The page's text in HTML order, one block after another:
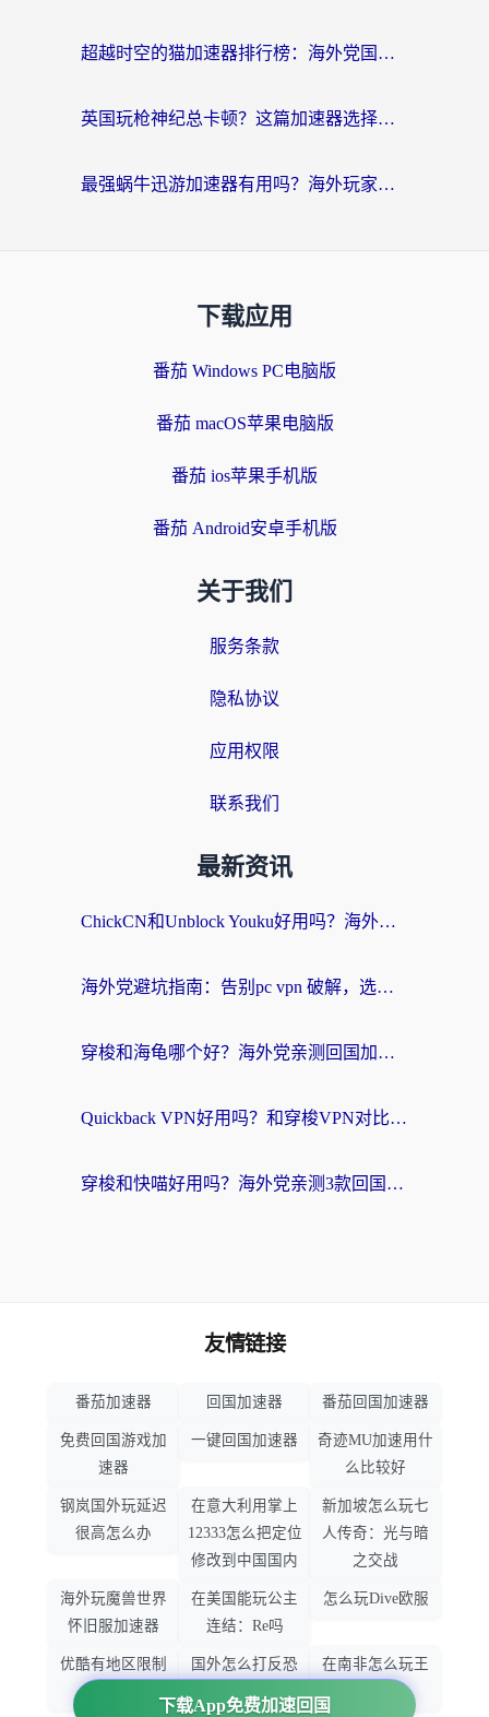
超越时空的猫加速器排行榜：海外党国服游戏不卡顿的终极选择指南
英国玩枪神纪总卡顿？这篇加速器选择指南帮你告别延迟（附实测推荐）
最强蜗牛迅游加速器有用吗？海外玩家国服游戏加速避坑指南（附德国玩忍者必须死3流星蝴蝶剑解决办法）
下载应用
番茄 Windows PC电脑版
番茄 macOS苹果电脑版
番茄 ios苹果手机版
番茄 Android安卓手机版
关于我们
服务条款
隐私协议
应用权限
联系我们
最新资讯
ChickCN和Unblock Youku好用吗？海外党亲测3款回国加速器，附iOS免费选择指南
海外党避坑指南：告别pc vpn 破解，选对回国加速器轻松访问国内资源
穿梭和海龟哪个好？海外党亲测回国加速器，附电脑免费VPN推荐
Quickback VPN好用吗？和穿梭VPN对比哪个回国效果更好？海外党必看的真实测评与选择指南
穿梭和快喵好用吗？海外党亲测3款回国加速器，附日本回国VPN避坑指南
下载App免费加速回国
友情链接
番茄加速器 回国加速器 番茄回国加速器
免费回国游戏加
速器
一键回国加速器
奇迹MU加速用什
么比较好
钢岚国外玩延迟
很高怎么办
在意大利用掌上
12333怎么把定位
修改到中国国内
新加坡怎么玩七
人传奇：光与暗
之交战
海外玩魔兽世界
怀旧服加速器
在美国能玩公主
连结：Re吗
怎么玩Dive欧服
优酷有地区限制
国外怎么打反恐
精英：全球攻势
在南非怎么玩王